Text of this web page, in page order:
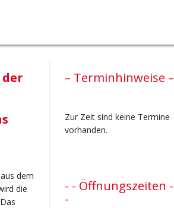
dem
die
– Terminhinweise –
Zur Zeit sind keine Termine
vorhanden.
- - Öffnungszeiten -
-